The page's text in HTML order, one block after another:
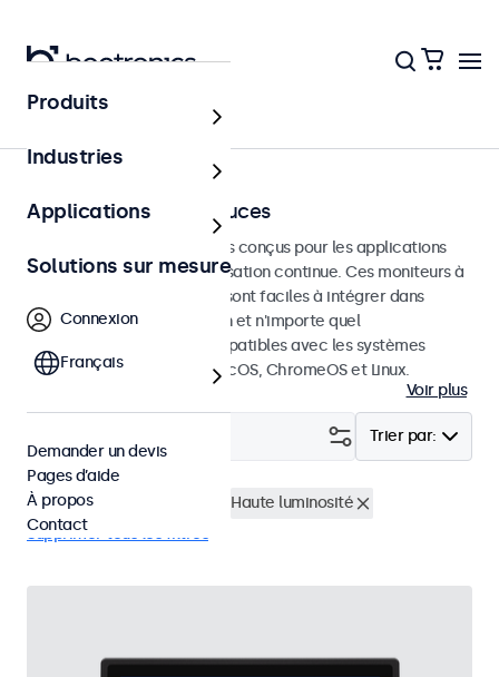
Écrans tactiles
Écrans tactiles 15 pouces
Écrans tactiles de 15 pouces conçus pour les applications
professionnelles et une utilisation continue. Ces moniteurs à
écran tactile de 15 pouces sont faciles à intégrer dans
n'importe quelle application et n'importe quel
environnement et sont compatibles avec les systèmes
d'exploitation Windows, macOS, ChromeOS et Linux.
Voir plus
Trier par:
Écrans tactiles 15 pouces
Haute luminosité
Supprimer tous les filtres
Produits
Industries
Applications
Solutions sur mesure
Connexion
Français
Demander un devis
Pages d’aide
À propos
Contact